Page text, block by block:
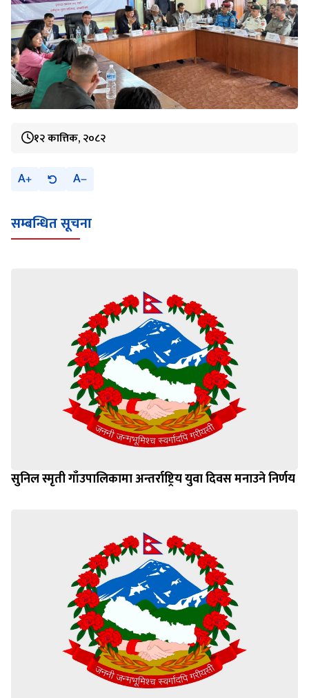
१२ कात्तिक, २०८२
A A
सम्बन्धित सूचना
सुनिल स्मृती गाँउपालिकामा अन्तर्राष्ट्रिय युवा दिवस मनाउने निर्णय